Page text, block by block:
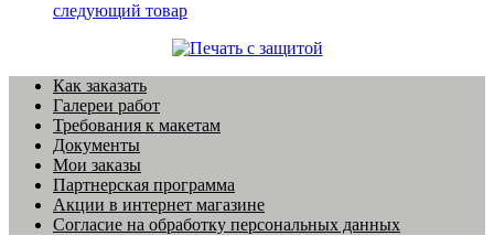
следующий товар
Как заказать
Галереи работ
Требования к макетам
Документы
Мои заказы
Партнерская программа
Акции в интернет магазине
Согласие на обработку персональных данных